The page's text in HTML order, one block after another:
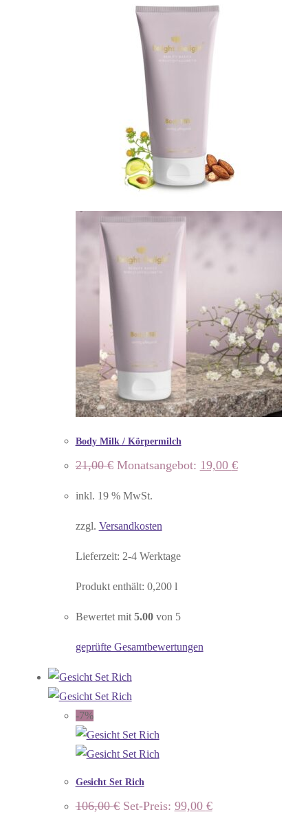
Body Milk / Körpermilch
21,00€ Ursprünglicher
21,00 €
Monatsangebot: 19,00 €Aktueller
Preis
inkl. 19 % MwSt.
zzgl. Versandkosten
Lieferzeit: 2-4 Werktage
Produkt enthält: 0,200 l
Bewertet mit 5.00von 5
geprüfte Gesamtbewertungen
-7%
Gesicht Set Rich
106,00€ Ursprünglicher
Set-Preis: 99,00 €Aktueller
Preis